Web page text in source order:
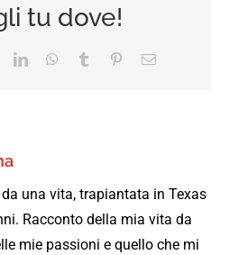
tu dove!
LinkedInWhatsApp
Tumblr PinterestEmail
una vita, trapiantata in Texas
Racconto della mia vita da
mie passioni e quello che mi